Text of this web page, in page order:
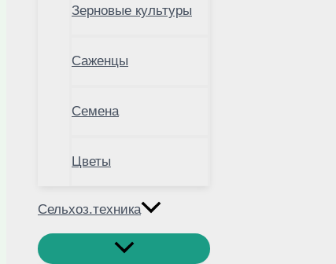
Зерновые культуры
Саженцы
Семена
Цветы
Сельхоз.техника